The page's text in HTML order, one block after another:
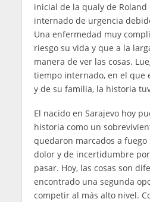
inicial de la qualy de Roland
internado de urgencia
Una enfermedad muy
riesgo su vida y que a la
manera de ver las cosas.
tiempo internado, en el que
y de su familia, la historia
El nacido en Sarajevo hoy
historia como un
quedaron marcados a fuego
dolor y de incertidumbre
pasar. Hoy, las cosas son
encontrado una segunda
competir al más alto nivel.